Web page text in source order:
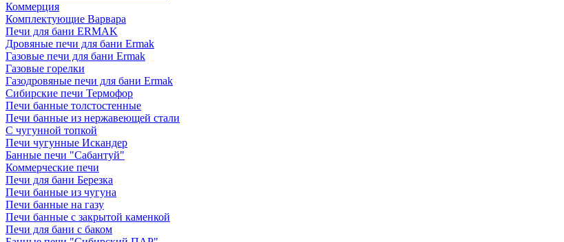
Коммерция
Комплектующие Варвара
Печи для бани ERMAK
Дровяные печи для бани Ermak
Газовые печи для бани Ermak
Газовые горелки
Газодровяные печи для бани Ermak
Сибирские печи Термофор
Печи банные толстостенные
Печи банные из нержавеющей стали
С чугунной топкой
Печи чугунные Искандер
Банные печи "Сабантуй"
Коммерческие печи
Печи для бани Березка
Печи банные из чугуна
Печи банные на газу
Печи банные с закрытой каменкой
Печи для бани с баком